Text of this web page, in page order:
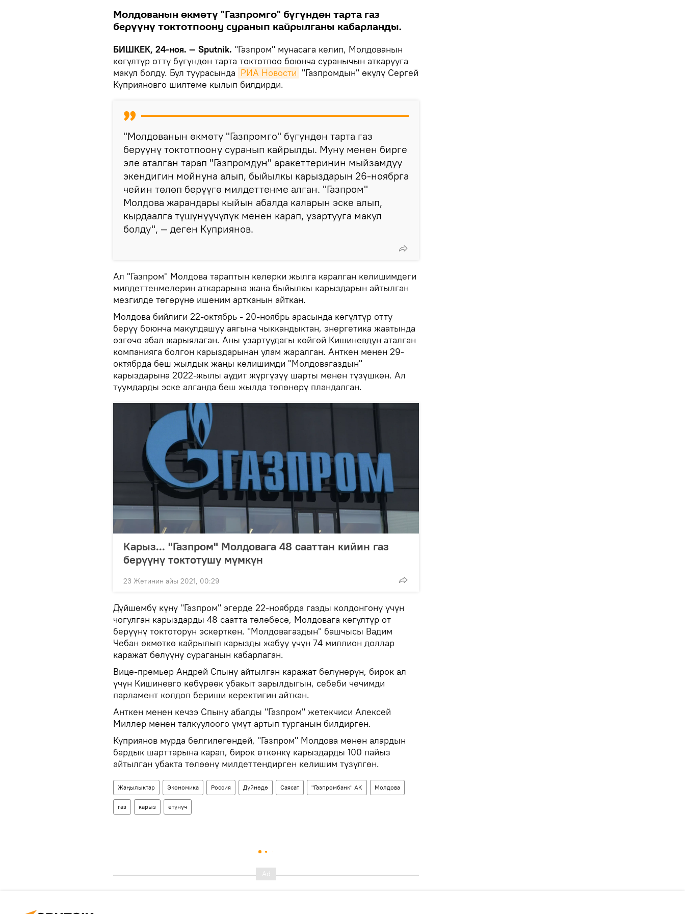
Молдованын өкмөтү "Газпромго" бүгүндөн тарта газ
берүүнү токтотпоону суранып кайрылганы кабарланды.
БИШКЕК, 24-ноя. — Sputnik. "Газпром" мунасага келип, Молдованын
көгүлтүр отту бүгүндөн тарта токтотпоо боюнча суранычын аткарууга
макул болду. Бул туурасында РИА Новости "Газпромдын" өкүлү Сергей
Куприяновго шилтеме кылып билдирди.
"Молдованын өкмөтү "Газпромго" бүгүндөн тарта газ
берүүнү токтотпоону суранып кайрылды. Муну менен бирге
эле аталган тарап "Газпромдун" аракеттеринин мыйзамдуу
экендигин мойнуна алып, быйылкы карыздарын 26-ноябрга
чейин төлөп берүүгө милдеттенме алган. "Газпром"
Молдова жарандары кыйын абалда каларын эске алып,
кырдаалга түшүнүүчүлүк менен карап, узартууга макул
болду", — деген Куприянов.
Ал "Газпром" Молдова тараптын келерки жылга каралган келишимдеги
милдеттенмелерин аткарарына жана быйылкы карыздарын айтылган
мезгилде төгөрүнө ишеним артканын айткан.
Молдова бийлиги 22-октябрь - 20-ноябрь арасында көгүлтүр отту
берүү боюнча макулдашуу аягына чыккандыктан, энергетика жаатында
өзгөчө абал жарыялаган. Аны узартуудагы көйгөй Кишиневдун аталган
компанияга болгон карыздарынан улам жаралган. Анткен менен 29-
октябрда беш жылдык жаңы келишимди "Молдовагаздын"
карыздарына 2022-жылы аудит жүргүзүү шарты менен түзүшкөн. Ал
туумдарды эске алганда беш жылда төлөнөрү пландалган.
Карыз... "Газпром" Молдовага 48 сааттан кийин газ
берүүнү токтотушу мүмкүн
23 Жетинин айы 2021, 00:29
Дүйшөмбү күнү "Газпром" эгерде 22-ноябрда газды колдонгону үчүн
чогулган карыздарды 48 саатта төлөбөсө, Молдовага көгүлтүр от
берүүнү токтоторун эскерткен. "Молдовагаздын" башчысы Вадим
Чебан өкмөткө кайрылып карызды жабуу үчүн 74 миллион доллар
каражат бөлүүнү сураганын кабарлаган.
Вице-премьер Андрей Спыну айтылган каражат бөлүнөрүн, бирок ал
үчүн Кишиневго көбүрөөк убакыт зарылдыгын, себеби чечимди
парламент колдоп бериши керектигин айткан.
Анткен менен кечээ Спыну абалды "Газпром" жетекчиси Алексей
Миллер менен талкуулоого үмүт артып турганын билдирген.
Куприянов мурда белгилегендей, "Газпром" Молдова менен алардын
бардык шарттарына карап, бирок өткөнкү карыздарды 100 пайыз
айтылган убакта төлөөнү милдеттендирген келишим түзүлгөн.
Жаңылыктар Экономика Россия Дүйнөдө Саясат "Газпромбанк" АК Молдова
газ карыз өтүнүч